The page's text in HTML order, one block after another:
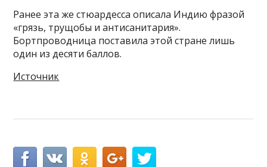
Ранее эта же стюардесса описала Индию фразой
«грязь, трущобы и антисанитария».
Бортпроводница поставила этой стране лишь
один из десяти баллов.
Источник